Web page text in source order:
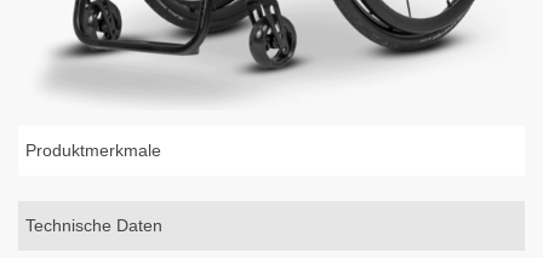
Produktmerkmale
Technische Daten